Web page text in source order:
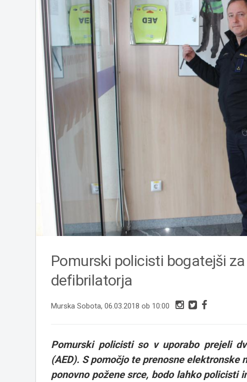
Pomurski policisti bogatejši
defibrilatorja
Murska Sobota, 06.03.2018 ob 10:00
Pomurski policisti so v uporabo prejeli
(AED). S pomočjo te prenosne
ponovno požene srce, bodo lahko policisti